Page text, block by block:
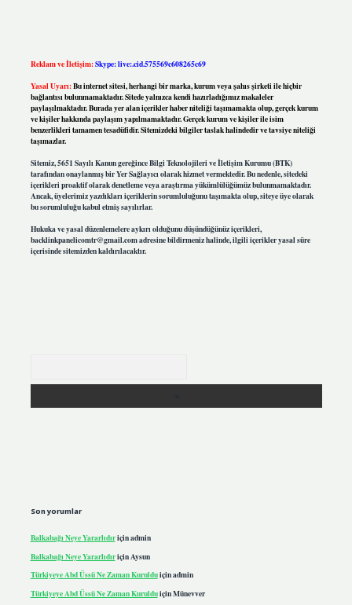
Reklam ve İletişim:Skype: live:.cid.575569c608265c69
Yasal Uyarı:Bu internet sitesi, herhangi bir marka, kurum veya şahıs şirketi ile hiçbir
bağlantısı bulunmamaktadır. Sitede yalnızca kendi hazırladığımız makaleler
paylaşılmaktadır. Burada yer alan içerikler haber niteliği taşımamakta olup, gerçek kurum
ve kişiler hakkında paylaşım yapılmamaktadır. Gerçek kurum ve kişiler ile isim
benzerlikleri tamamen tesadüfidir. Sitemizdeki bilgiler taslak halindedir ve tavsiye niteliği
taşımazlar.
Sitemiz, 5651 Sayılı Kanun gereğince Bilgi Teknolojileri ve İletişim Kurumu (BTK)
tarafından onaylanmış bir Yer Sağlayıcı olarak hizmet vermektedir. Bu nedenle, sitedeki
içerikleri proaktif olarak denetleme veya araştırma yükümlülüğümüz bulunmamaktadır.
Ancak, üyelerimiz yazdıkları içeriklerin sorumluluğunu taşımakta olup, siteye üye olarak
bu sorumluluğu kabul etmiş sayılırlar.
Hukuka ve yasal düzenlemelere aykırı olduğunu düşündüğünüz içerikleri,
backlinkpanelicomtr@gmail.comadresine bildirmeniz halinde, ilgili içerikler yasal süre
içerisinde sitemizden kaldırılacaktır.
Son yorumlar
Balkabağı Neye Yararlıdıriçinadmin
Balkabağı Neye Yararlıdıriçin Aysun
Türkiyeye Abd Üssü Ne Zaman Kurulduiçinadmin
Türkiyeye Abd Üssü Ne Zaman KurulduiçinMünevver